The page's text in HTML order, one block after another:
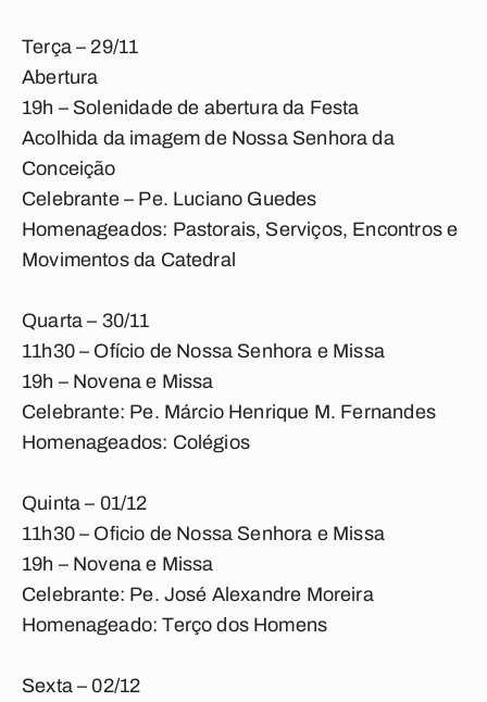
Terça – 29/11
Abertura
19h – Solenidade de abertura da Festa
Acolhida da imagem de Nossa Senhora da
Conceição
Celebrante – Pe. Luciano Guedes
Homenageados: Pastorais, Serviços, Encontros e
Movimentos da Catedral
Quarta – 30/11
11h30 – Ofício de Nossa Senhora e Missa
19h – Novena e Missa
Celebrante: Pe. Márcio Henrique M. Fernandes
Homenageados: Colégios
Quinta – 01/12
11h30 – Oficio de Nossa Senhora e Missa
19h – Novena e Missa
Celebrante: Pe. José Alexandre Moreira
Homenageado: Terço dos Homens
Sexta – 02/12